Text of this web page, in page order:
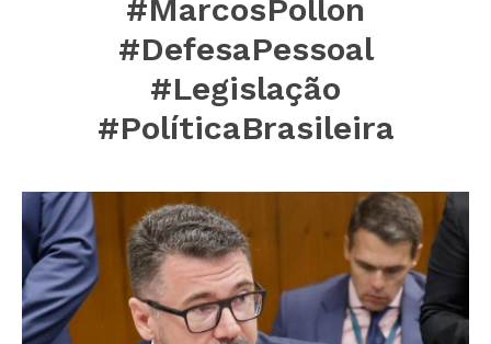
#MarcosPollon
#DefesaPessoal
#Legislação
#PolíticaBrasileira